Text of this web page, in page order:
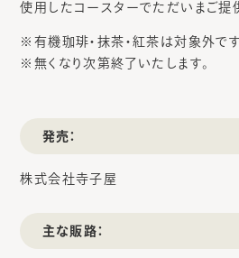
使用したコースターでただいまご提
※有機珈琲・抹茶・紅茶は対象外です
※無くなり次第終了いたします。
発売：
株式会社寺子屋
主な販路：